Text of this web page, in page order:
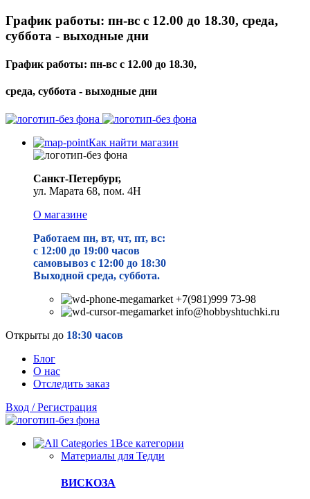
График работы: пн-вс с 12.00 до 18.30, среда,
суббота - выходные дни
График работы: пн-вс с 12.00 до 18.30,
среда, суббота - выходные дни
Как найти магазин
Санкт-Петербург,
ул. Марата 68, пом. 4Н
О магазине
Работаем пн, вт, чт, пт, вс:
с 12:00 до 19:00 часов
самовывоз с 12:00 до 18:30
Выходной среда, суббота.
+7(981)999 73-98
info@hobbyshtuchki.ru
Открыты до 18:30 часов
Блог
О нас
Отследить заказ
Вход / Регистрация
Все категории
Материалы для Тедди
ВИСКОЗА